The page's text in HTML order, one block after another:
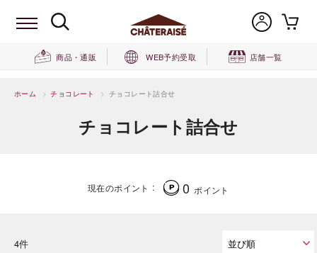
商品・通販 WEB予約受取 店舗一覧
ホーム > チョコレート > チョコレート詰合せ
チョコレート詰合せ
現在のポイント 0 ポイント
4件